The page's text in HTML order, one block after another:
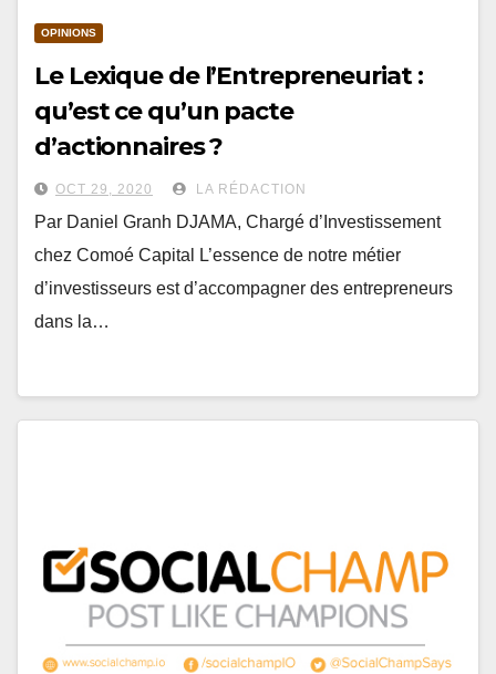
OPINIONS
Le Lexique de l’Entrepreneuriat :
qu’est ce qu’un pacte
d’actionnaires ?
OCT 29, 2020 LA RÉDACTION
Par Daniel Granh DJAMA, Chargé d’Investissement
chez Comoé Capital L’essence de notre métier
d’investisseurs est d’accompagner des entrepreneurs
dans la…